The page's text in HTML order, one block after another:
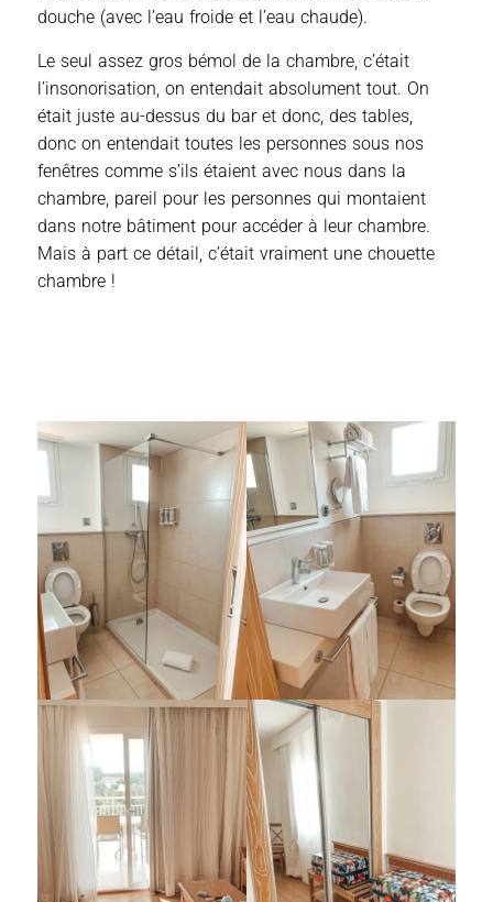
douche (avec l’eau froide et l’eau chaude).
Le seul assez gros bémol de la chambre, c’était
l’insonorisation, on entendait absolument tout. On
était juste au-dessus du bar et donc, des tables,
donc on entendait toutes les personnes sous nos
fenêtres comme s’ils étaient avec nous dans la
chambre, pareil pour les personnes qui montaient
dans notre bâtiment pour accéder à leur chambre.
Mais à part ce détail, c’était vraiment une chouette
chambre !